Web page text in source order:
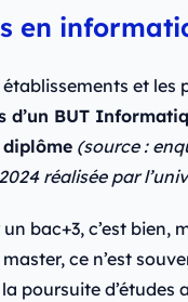
en
et les
d’un BUT
diplôme (source :
réalisée par
bac+3, c’est bien,
ce n’est
poursuite